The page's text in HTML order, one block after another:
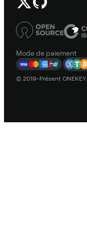
Mode de paiement
© 2019–Présent